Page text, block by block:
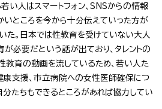
い人はスマートフォン、SNSからの情報
いところを今から十分伝えていった方が
た。日本では性教育を受けていない大人
必要だという話が出ており、タレントの
育の動画を流しているため、若い人た
康支援、市立病院への女性医師確保につ
分たちもできるところがあれば協力してい